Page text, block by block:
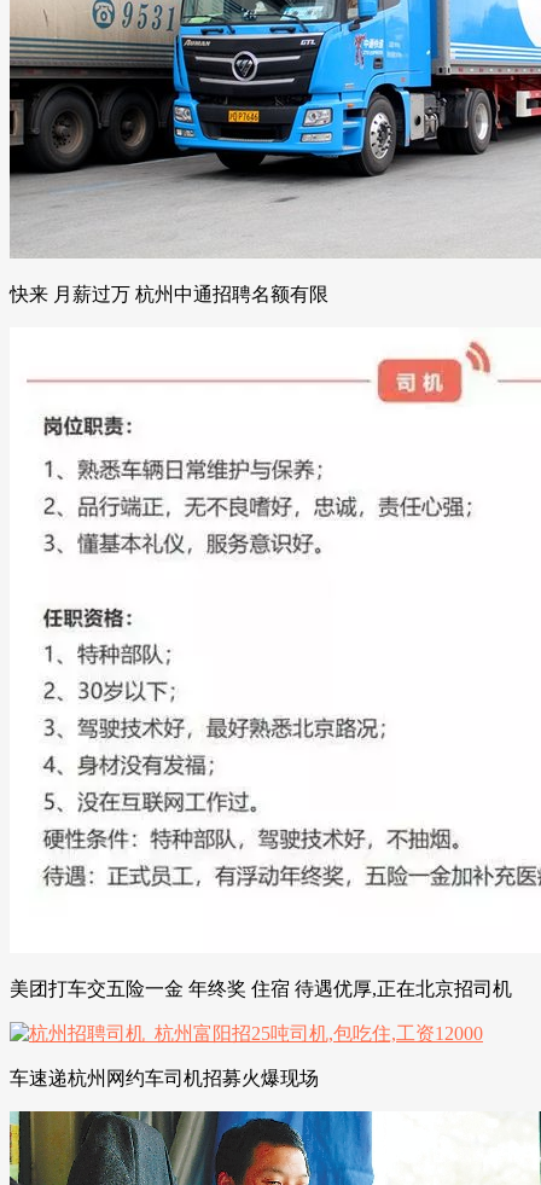
快来 月薪过万 杭州中通招聘名额有限
美团打车交五险一金 年终奖 住宿 待遇优厚,正在北京招司机
车速递杭州网约车司机招募火爆现场